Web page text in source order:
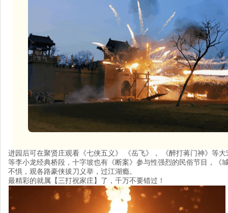
进园 后可在聚贤庄观看 《七侠五 义 》 《岳 飞》 ， 《醉打蒋门神》 等大
等李小龙经典桥段 ， 十字坡也有 《断案》 参与性强烈的 民俗节 目 ， 《
不惧 ， 观各路豪侠拔刀 义举 ， 过江湖瘾。
最精彩的就属 【三打祝家庄】 了 ， 千万不要错过 ！